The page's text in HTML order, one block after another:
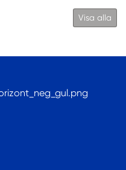
Visa alla